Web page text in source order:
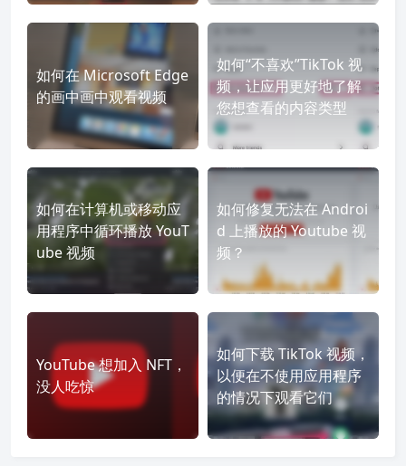
如何在 Microsoft Edge
的画中画中观看视频
如何“不喜欢”TikTok 视
频，让应用更好地了解
您想查看的内容类型
如何在计算机或移动应
用程序中循环播放 YouT
ube 视频
如何修复无法在 Androi
d 上播放的 Youtube 视
频？
YouTube 想加入 NFT，
没人吃惊
如何下载 TikTok 视频，
以便在不使用应用程序
的情况下观看它们